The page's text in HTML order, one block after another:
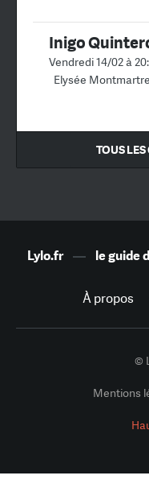
Inigo
Vendredi 14/02 à
Elysée Montmartre
TOUS
Lylo.fr— le guide
À propos
©
Mentions